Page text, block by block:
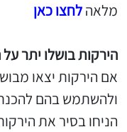
מלאהלחצו כאן
הירקות בושלו יתר
אם הירקות יצאו
ולהשתמש בהם להכנת
הניחו בסיר את